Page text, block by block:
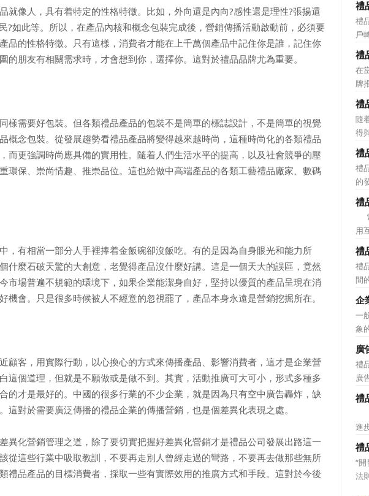
像人，具有着特定的性格特徵。比如，外向還是內向?感性還是理性?張揚還
?如此等。所以，在產品內核和概念包裝完成後，營銷傳播活動啟動前，必須要
品的性格特徵。只有這樣，消費者才能在上千萬個產品中記住你是誰，記住你
的朋友有相關需求時，才會想到你，選擇你。這對於禮品品牌尤為重要。
需要好包裝。但各類禮品產品的包裝不是簡單的標誌設計，不是簡單的視覺
概念包裝。從發展趨勢看禮品產品將變得越來越時尚，這種時尚化的各類禮品
而更強調時尚應具備的實用性。隨着人們生活水平的提高，以及社會競爭的壓
環保、崇尚情趣、推崇品位。這也給做中高端產品的各類工藝禮品廠家、數碼
有相當一部分人手裡捧着金飯碗卻沒飯吃。有的是因為自身眼光和能力所
什麼石破天驚的大創意，老覺得產品沒什麼好講。這是一個天大的誤區，竟然
市場普遍不規範的環境下，如果企業能潔身自好，堅持以優質的產品呈現在消
機會。只是很多時候被人不經意的忽視罷了，產品本身永遠是營銷挖掘所在。
客，用實際行動，以心換心的方式來傳播產品、影響消費者，這才是企業營
這個道理，但就是不願做或是做不到。其實，活動推廣可大可小，形式多種多
的才是最好的。中國的很多行業的不少企業，就是因為只有空中廣告轟炸，缺
這對於需要廣泛傳播的禮品企業的傳播營銷，也是個差異化表現之處。
化營銷管理之道，除了要切實把握好差異化營銷才是禮品公司發展出路這一
從這些行業中吸取教訓，不要再走別人曾經走過的彎路，不要再去做那些無所
禮品產品的目標消費者，採取一些有實際效用的推廣方式和手段。這對於今後
禮
禮
戶
相
制
入
持
禮
在
牌
廣
無
楚
不
禮
隨
得
的
價
心
情
禮
禮
的
如
如
令
禮
用
伴
子
產
動
禮
禮
間
主
度
何
企
一
象
縣
積
機
見
廣
禮
廣
背
同
禮
進
跑
充
批
精
禮
“
法